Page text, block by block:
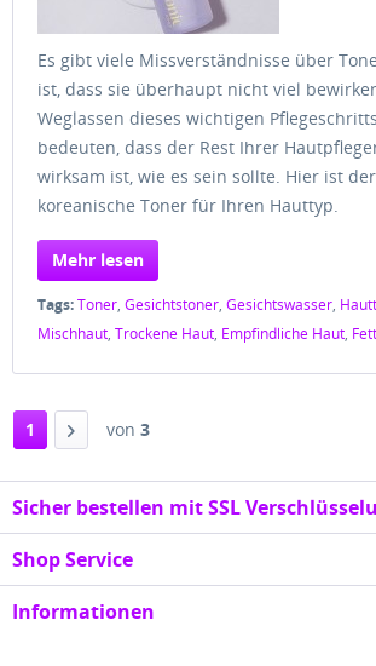
Es gibt viele Missverständnisse über
ist, dass sie überhaupt nicht viel
Weglassen dieses wichtigen
bedeuten, dass der Rest Ihrer
wirksam ist, wie es sein sollte. Hier ist
koreanische Toner für Ihren Hauttyp.
Mehr lesen
Tags:Toner, Gesichtstoner, Gesichtswasser,
Mischhaut, Trockene Haut, Empfindliche Haut,
1 von 3
Sicher bestellen mit SSL
Shop Service
Informationen